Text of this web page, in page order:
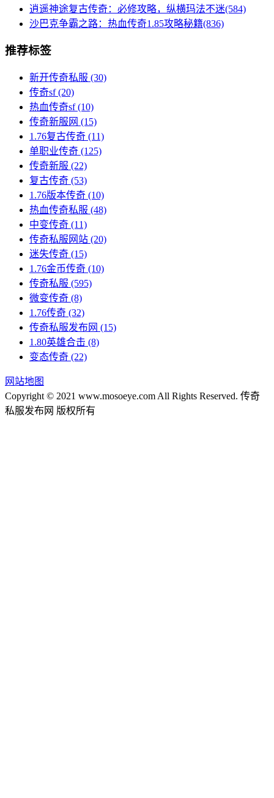
逍遥神途复古传奇：必修攻略，纵横玛法不迷(584)
沙巴克争霸之路：热血传奇1.85攻略秘籍(836)
推荐标签
新开传奇私服 (30)
传奇sf(20)
热血传奇sf(10)
传奇新服网 (15)
1.76复古传奇 (11)
单职业传奇 (125)
传奇新服 (22)
复古传奇 (53)
1.76版本传奇 (10)
热血传奇私服 (48)
中变传奇 (11)
传奇私服网站 (20)
迷失传奇 (15)
1.76金币传奇 (10)
传奇私服 (595)
微变传奇 (8)
1.76传奇 (32)
传奇私服发布网 (15)
1.80英雄合击 (8)
变态传奇 (22)
网站地图
Copyright © 2021 www.mosoeye.com All Rights Reserved. 传奇
私服发布网 版权所有